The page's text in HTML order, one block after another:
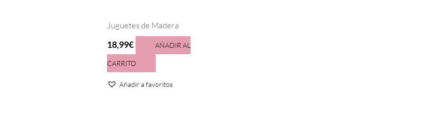
Juguetes de Madera
18,99€ AÑADIR AL
CARRITO
Añadir a favoritos